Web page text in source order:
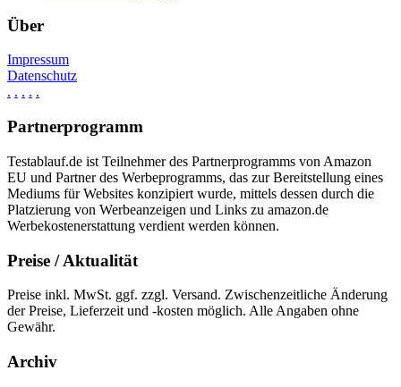
Über
Impressum
Datenschutz
. . . . .
Partnerprogramm
Testablauf.de ist Teilnehmer des Partnerprogramms von Amazon
EU und Partner des Werbeprogramms, das zur Bereitstellung eines
Mediums für Websites konzipiert wurde, mittels dessen durch die
Platzierung von Werbeanzeigen und Links zu amazon.de
Werbekostenerstattung verdient werden können.
Preise / Aktualität
Preise inkl. MwSt. ggf. zzgl. Versand. Zwischenzeitliche Änderung
der Preise, Lieferzeit und -kosten möglich. Alle Angaben ohne
Gewähr.
Archiv